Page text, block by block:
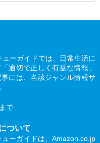
ーガイドでは、日常生活に
適切で正しく有益な情報」
には、当該ジャンル情報サ
まで
ついて
ーガイドは、Amazon.co.jp